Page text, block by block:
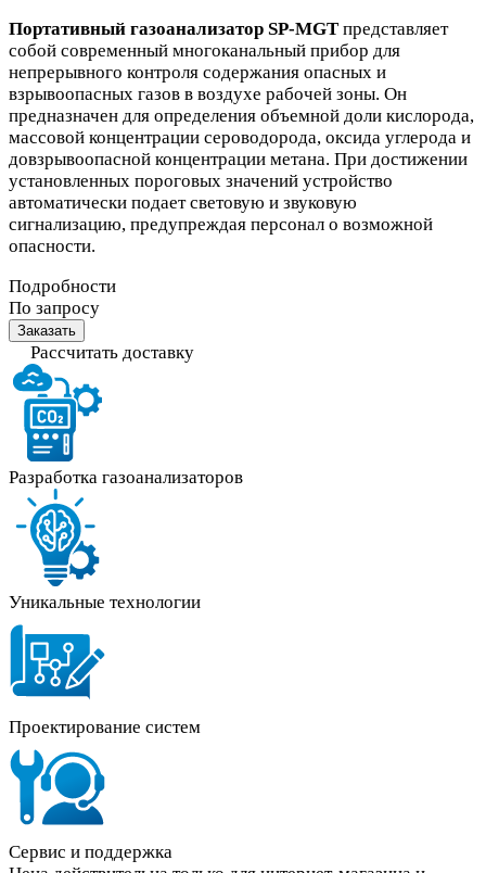
Портативный газоанализатор SP-MGT представляет
собой современный многоканальный прибор для
непрерывного контроля содержания опасных и
взрывоопасных газов в воздухе рабочей зоны. Он
предназначен для определения объемной доли кислорода,
массовой концентрации сероводорода, оксида углерода и
довзрывоопасной концентрации метана. При достижении
установленных пороговых значений устройство
автоматически подает световую и звуковую
сигнализацию, предупреждая персонал о возможной
опасности.
Подробности
По запросу
Заказать
Рассчитать доставку
Разработка газоанализаторов
Уникальные технологии
Проектирование систем
Сервис и поддержка